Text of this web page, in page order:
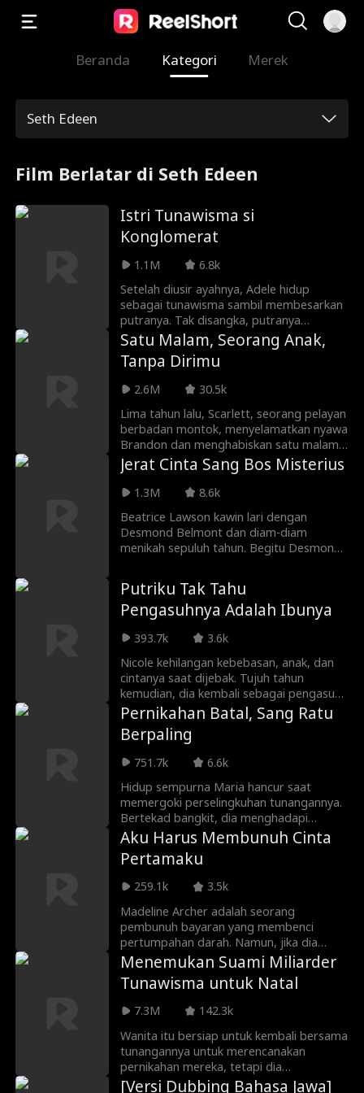
Beranda Kategori Merek
Seth Edeen
Film Berlatar di Seth Edeen
Istri Tunawisma si
Konglomerat
1.1M
6.8k
Setelah diusir ayahnya, Adele hidup
sebagai tunawisma sambil membesarkan
putranya. Tak disangka, putranya
bertemu dengan Heston Deleon—
konglomerat yang ternyata ayah
kandungnya! Lewat serangkaian
kesalahpahaman, Adele dan Heston
kembali dipertemukan… tapi bisakah cinta
lama itu bertahan menghadapi jurang
status dan masa lalu?
Satu Malam, Seorang Anak,
Tanpa Dirimu
2.6M
30.5k
Lima tahun lalu, Scarlett, seorang pelayan
berbadan montok, menyelamatkan nyawa
Brandon dan menghabiskan satu malam
penuh gairah bersamanya sebelum
menghilang tanpa kabar. Kini, Scarlett
kembali dengan tubuh langsing yang
sedangkan Brandon telah menjadi
seorang CEO penyendiri yang ternyata
adalah ayah dari putri Scarlett.
Jerat Cinta Sang Bos Misterius
1.3M
8.6k
Beatrice Lawson kawin lari dengan
Desmond Belmont dan diam-diam
menikah sepuluh tahun. Begitu Desmond
menggugat cerai dan mulai hidup mandiri
di apartemen dengan karier baru. Lalu
hadirlah Damian Crowley yang misterius,
dengan luka.
Putriku Tak Tahu
Pengasuhnya Adalah Ibunya
393.7k
3.6k
Nicole kehilangan kebebasan, anak, dan
cintanya saat dijebak. Tujuh tahun
kemudian, dia kembali sebagai pengasuh
di rumah yang menghancurkannya. Ethan,
mantan tunangannya, mulai tertarik pada
sang pengasuh baru tanpa tahu itu
Nicole, sementara Lila, putri mereka,
perlahan menyatukan mereka kembali.
Pernikahan Batal, Sang Ratu
Berpaling
751.7k
6.6k
Hidup sempurna Maria hancur saat
memergoki perselingkuhan tunangannya.
Bertekad bangkit, dia menghadapi
pengkhianatan itu, namun justru kembali
terpikat pada Alec, mantan kekasih yang
kini jadi miliarder. Saat jalan mereka
bersinggungan, perasaan lama
terbangun. Maria sadar cinta bisa hadir
tak terduga, penuh gairah, dan nggak
mungkin diabaikan.
Aku Harus Membunuh Cinta
Pertamaku
259.1k
3.5k
Madeline Archer adalah seorang
pembunuh bayaran yang membenci
pertumpahan darah. Namun, jika dia
berhenti membunuh, nyawa adiknya akan
menjadi taruhannya. Saat Maddie
terpaksa menerima kontrak untuk
membunuh Hayden Kent, hidupnya
berubah drastis. Targetnya adalah
seorang jaksa wilayah—dan juga cinta
pertamanya. Yang lebih kejam, Hayden
tak hanya mengenalinya, tapi juga mati-
matian ingin merebut Maddie kembali.
Menemukan Suami Miliarder
Tunawisma untuk Natal
7.3M
142.3k
Wanita itu bersiap untuk kembali bersama
tunangannya untuk merencanakan
pernikahan mereka, tetapi dia
dipermalukan dan dikhianati olehnya.
[Versi Dubbing Bahasa Jawa]